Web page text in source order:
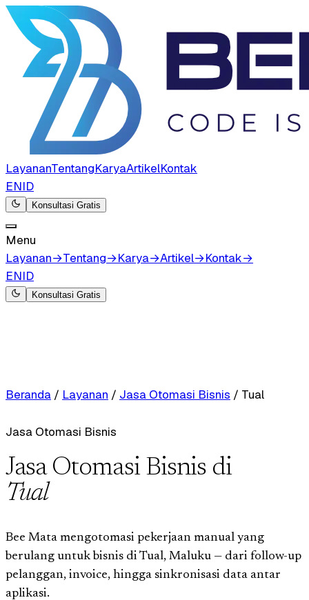
LayananTentangKaryaArtikelKontak
ENID
Konsultasi Gratis
Menu
Layanan→Tentang→Karya→Artikel→Kontak→
ENID
Konsultasi Gratis
Beranda / Layanan / Jasa Otomasi Bisnis / Tual
Jasa Otomasi Bisnis
Jasa Otomasi Bisnis di
Tual
Bee Mata mengotomasi pekerjaan manual yang
berulang untuk bisnis di Tual, Maluku — dari follow-up
pelanggan, invoice, hingga sinkronisasi data antar
aplikasi.